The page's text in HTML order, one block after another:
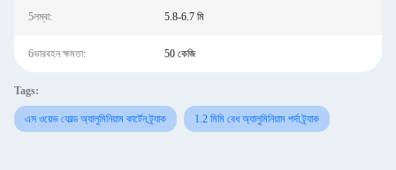
5লম্বা: 5.8-6.7 মি
6ভারবহন ক্ষমতা: 50 কেজি
Tags:
এস ওয়েভ ফোল্ড অ্যালুমিনিয়াম কার্টেন ট্র্যাক 1.2 মিমি বেধ অ্যালুমিনিয়াম পর্দা ট্র্যাক